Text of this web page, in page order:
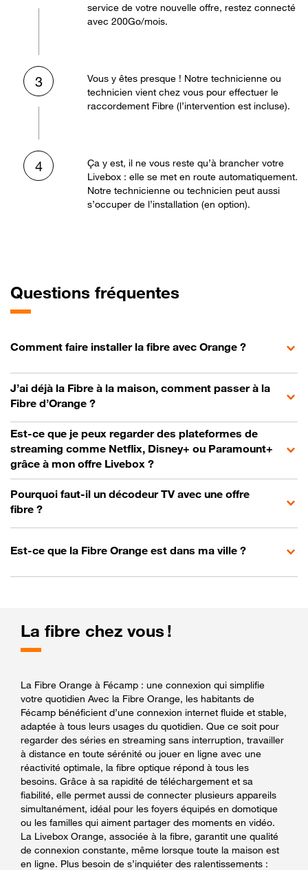
service de votre nouvelle offre, restez connecté
avec 200Go/mois.
3
Vous y êtes presque ! Notre technicienne ou
technicien vient chez vous pour effectuer le
raccordement Fibre (l’intervention est incluse).
4
Ça y est, il ne vous reste qu’à brancher votre
Livebox : elle se met en route automatiquement.
Notre technicienne ou technicien peut aussi
s’occuper de l’installation (en option).
Questions fréquentes
Comment faire installer la fibre avec Orange ?
J’ai déjà la Fibre à la maison, comment passer à la
Fibre d’Orange ?
Est-ce que je peux regarder des plateformes de
streaming comme Netflix, Disney+ ou Paramount+
grâce à mon offre Livebox ?
Pourquoi faut-il un décodeur TV avec une offre
fibre ?
Est-ce que la Fibre Orange est dans ma ville ?
La fibre chez vous !
La Fibre Orange à Fécamp : une connexion qui simplifie
votre quotidien Avec la Fibre Orange, les habitants de
Fécamp bénéficient d’une connexion internet fluide et stable,
adaptée à tous leurs usages du quotidien. Que ce soit pour
regarder des séries en streaming sans interruption, travailler
à distance en toute sérénité ou jouer en ligne avec une
réactivité optimale, la fibre optique répond à tous les
besoins. Grâce à sa rapidité de téléchargement et sa
fiabilité, elle permet aussi de connecter plusieurs appareils
simultanément, idéal pour les foyers équipés en domotique
ou les familles qui aiment partager des moments en vidéo.
La Livebox Orange, associée à la fibre, garantit une qualité
de connexion constante, même lorsque toute la maison est
en ligne. Plus besoin de s’inquiéter des ralentissements :